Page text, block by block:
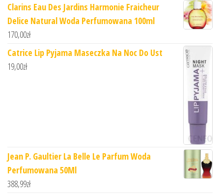
Clarins Eau Des Jardins Harmonie Fraicheur
Delice Natural Woda Perfumowana 100ml
170,00zł
Catrice Lip Pyjama Maseczka Na Noc Do Ust
19,00zł
Jean P. Gaultier La Belle Le Parfum Woda
Perfumowana 50Ml
388,99zł